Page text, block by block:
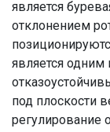
является
отклонением
является
под плоскости
регулирование